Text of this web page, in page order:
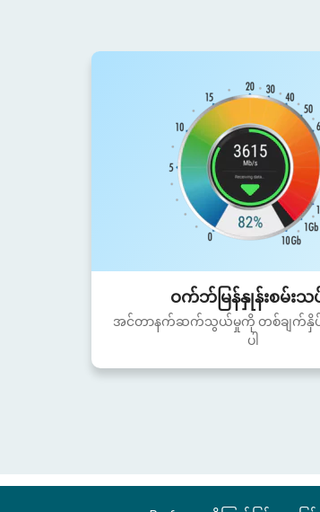
ဝက်ဘ်မြန်နှုန်းစမ်းသ
အင်တာနက်ဆက်သွယ်မှုကို တစ်ချက်နှိပ်
ပါ